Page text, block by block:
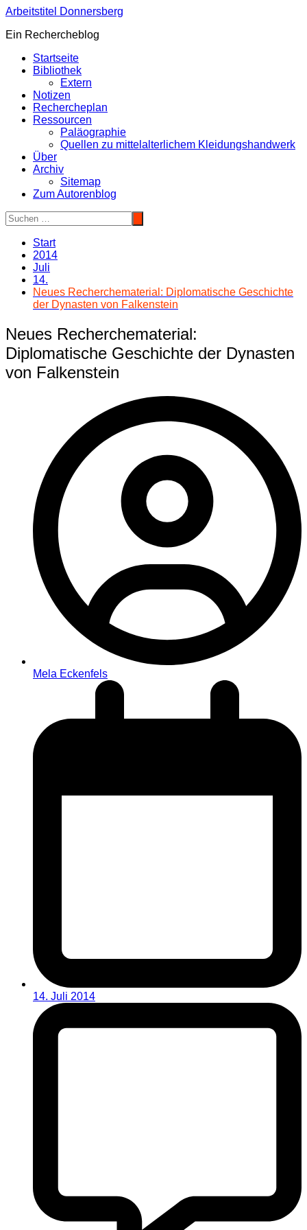
Zum
springen
Arbeitstitel Donnersberg
Ein Rechercheblog
Startseite
Bibliothek
Extern
Notizen
Rechercheplan
Ressourcen
Paläographie
Quellen zu mittelalterlichem Kleidungshandwerk
Über
Archiv
Sitemap
Zum Autorenblog
Start
2014
Juli
14.
Neues Recherchematerial: Diplomatische Geschichte
der Dynasten von Falkenstein
Neues Recherchematerial:
Diplomatische Geschichte der Dynasten
von Falkenstein
Mela Eckenfels
14. Juli 2014